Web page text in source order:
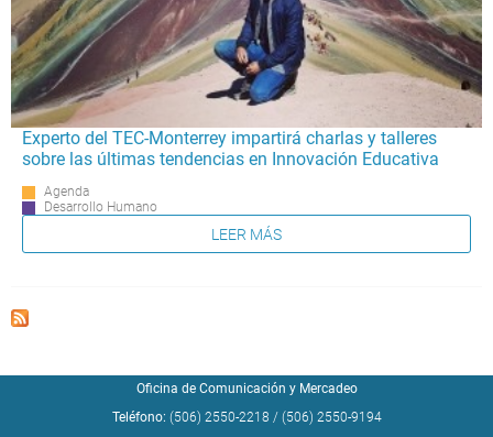
Experto del TEC-Monterrey impartirá charlas y talleres
sobre las últimas tendencias en Innovación Educativa
Agenda
Desarrollo Humano
LEER MÁS
Oficina de Comunicación y Mercadeo
Teléfono: (506) 2550-2218 / (506) 2550-9194